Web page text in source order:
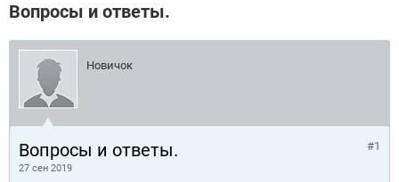
Вопросы и ответы.
Новичок
Вопросы и ответы.
27 сен 2019
#1